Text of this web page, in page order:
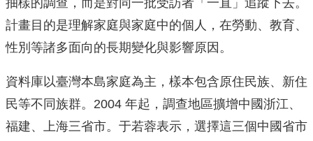
計畫目的是理解家庭與家庭中的個人，在勞動、教育、
性別等諸多面向的長期變化與影響原因。
資料庫以臺灣本島家庭為主，樣本包含原住民族、新住
民等不同族群。2004 年起，調查地區擴增中國浙江、
福建、上海三省市。于若蓉表示，選擇這三個中國省市